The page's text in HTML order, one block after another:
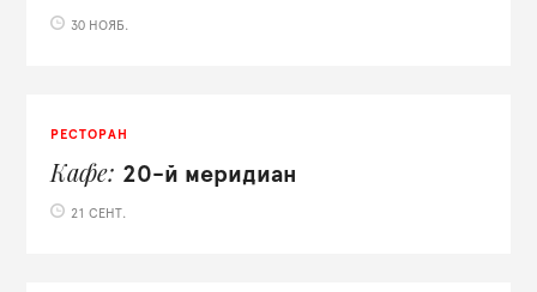
30 НОЯБ.
РЕСТОРАН
Кафе 20-й меридиан
21 СЕНТ.